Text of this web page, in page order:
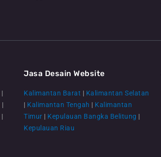
|
|
|
Jasa Desain Website
Kalimantan Barat | Kalimantan Selatan
| Kalimantan Tengah | Kalimantan
Timur | Kepulauan Bangka Belitung |
Kepulauan Riau